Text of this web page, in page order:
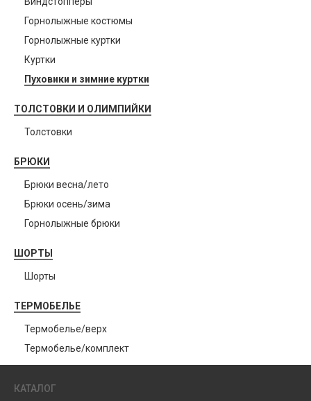
Горнолыжные костюмы
Горнолыжные куртки
Куртки
Пуховики и зимние куртки
ТОЛСТОВКИ И ОЛИМПИЙКИ
Толстовки
БРЮКИ
Брюки весна/лето
Брюки осень/зима
Горнолыжные брюки
ШОРТЫ
Шорты
ТЕРМОБЕЛЬЕ
Термобелье/верх
Термобелье/комплект
КАТАЛОГ